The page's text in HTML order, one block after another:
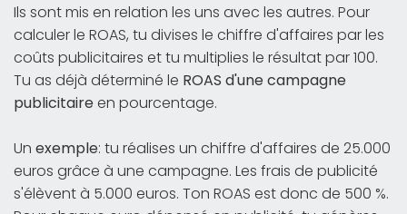
Ils sont mis en relation les uns avec les autres. Pour
calculer le ROAS, tu divises le chiffre d'affaires par les
coûts publicitaires et tu multiplies le résultat par 100.
Tu as déjà déterminé le ROAS d'une campagne
publicitaireen pourcentage.
Un exemple: tu réalises un chiffre d'affaires de 25.000
euros grâce à une campagne. Les frais de publicité
s'élèvent à 5.000 euros. Ton ROAS est donc de 500 %.